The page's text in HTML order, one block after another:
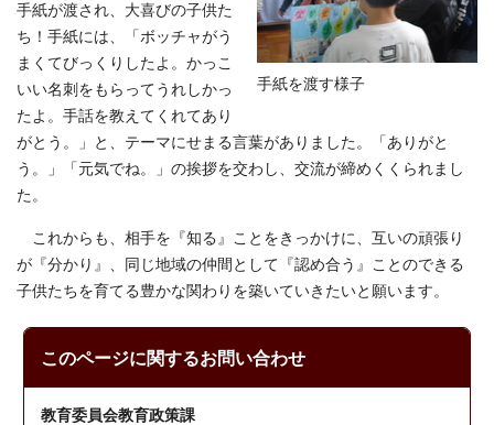
手紙を渡す様子
手紙が渡され、大喜びの子供た
ち！手紙には、「ボッチャがう
まくてびっくりしたよ。かっこ
いい名刺をもらってうれしかっ
たよ。手話を教えてくれてあり
がとう。」と、テーマにせまる言葉がありました。「ありがと
う。」「元気でね。」の挨拶を交わし、交流が締めくくられまし
た。
これからも、相手を『知る』ことをきっかけに、互いの頑張り
が『分かり』、同じ地域の仲間として『認め合う』ことのできる
子供たちを育てる豊かな関わりを築いていきたいと願います。
このページに関するお問い合わせ
教育委員会教育政策課